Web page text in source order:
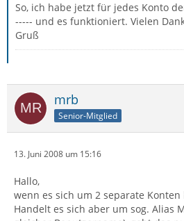
So, ich habe jetzt für jedes Konto
----- und es funktioniert. Vielen
Gruß
mrb
Senior-Mitglied
13. Juni 2008 um 15:16
Hallo,
wenn es sich um 2 separate
Handelt es sich aber um sog. Alias